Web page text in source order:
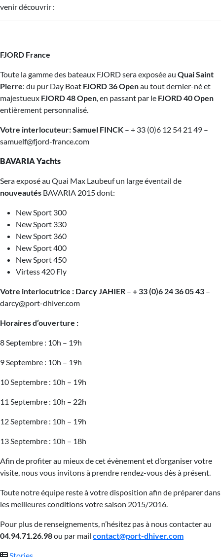
venir découvrir :
FJORD France
Toute la gamme des bateaux FJORD sera exposée au Quai Saint
Pierre: du pur Day Boat FJORD 36 Openau tout dernier-né et
majestueux FJORD 48 Open, en passant par le FJORD 40 Open
entièrement personnalisé.
Votre interlocuteur:Samuel FINCK – + 33 (0)6 12 54 21 49 –
samuelf@fjord-france.com
BAVARIA Yachts
Sera exposé au Quai Max Laubeuf un large éventail de
nouveautés BAVARIA 2015 dont:
New Sport 300
New Sport 330
New Sport 360
New Sport 400
New Sport 450
Virtess 420 Fly
Votre interlocutrice : Darcy JAHIER – + 33 (0)6 24 36 05 43 –
darcy@port-dhiver.com
Horaires d’ouverture :
8 Septembre : 10h – 19h
9 Septembre : 10h – 19h
10 Septembre : 10h – 19h
11 Septembre : 10h – 22h
12 Septembre : 10h – 19h
13 Septembre : 10h – 18h
Afin de profiter au mieux de cet évènement et d’organiser votre
visite, nous vous invitons à prendre rendez-vous dès à présent.
Toute notre équipe reste à votre disposition afin de préparer dans
les meilleures conditions votre saison 2015/2016.
Pour plus de renseignements, n’hésitez pas à nous contacter au
04.94.71.26.98ou par mail contact@port-dhiver.com